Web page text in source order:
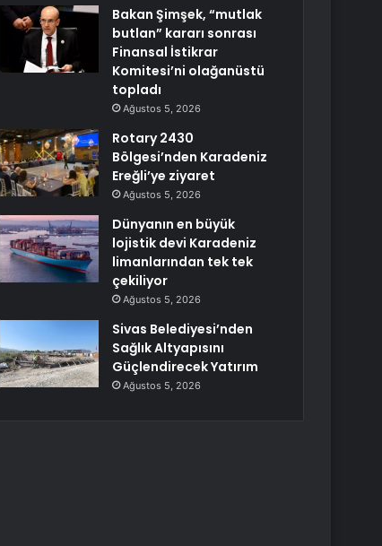
Bakan Şimşek, “mutlak
butlan” kararı sonrası
Finansal İstikrar
Komitesi’ni olağanüstü
topladı
Ağustos 5, 2026
Rotary 2430
Bölgesi’nden Karadeniz
Ereğli’ye ziyaret
Ağustos 5, 2026
Dünyanın en büyük
lojistik devi Karadeniz
limanlarından tek tek
çekiliyor
Ağustos 5, 2026
Sivas Belediyesi’nden
Sağlık Altyapısını
Güçlendirecek Yatırım
Ağustos 5, 2026